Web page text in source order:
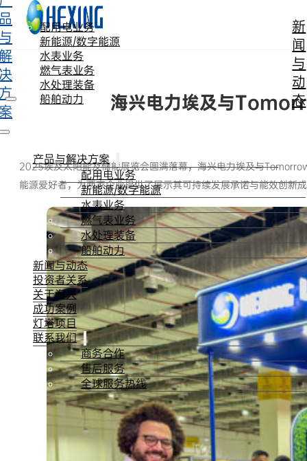
跳转到主要内容 跳转到页脚
配用电业务
新能源/数字能源
水表业务
燃气表业务
水处理装备
船舶动力
新
闻
与
动
态
产品与解决方案
配用电业务
新能源/数字能源
水表业务
燃气表业务
水处理装备
船舶动力
新闻与动态
投资者关系
关于海兴
成功案例
灯塔项目
联系我们
商务合作
售后服务
全球服务热线
海兴电力埃及与
2025埃及太阳能及储能展览会圆满落幕，海兴电力埃及与
能源爱好者，为两家企业提供了展示其可持续发展承诺与能效创新